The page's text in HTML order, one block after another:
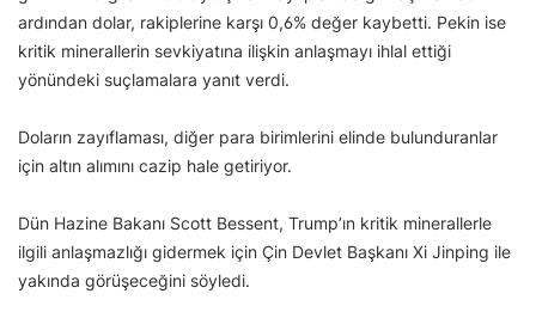
ardından dolar, rakiplerine karşı 0,6% değer kaybetti. Pekin ise
kritik minerallerin sevkiyatına ilişkin anlaşmayı ihlal ettiği
yönündeki suçlamalara yanıt verdi.
Doların zayıflaması, diğer para birimlerini elinde bulunduranlar
için altın alımını cazip hale getiriyor.
Dün Hazine Bakanı Scott Bessent, Trump’ın kritik minerallerle
ilgili anlaşmazlığı gidermek için Çin Devlet Başkanı Xi Jinping ile
yakında görüşeceğini söyledi.